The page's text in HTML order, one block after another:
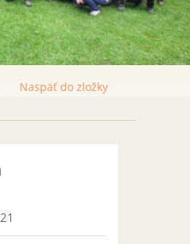
Naspäť do zložky